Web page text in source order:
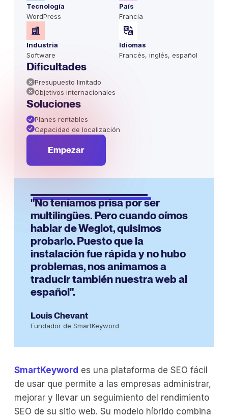
Tecnología
WordPress
País
Francia
Industria
Software
Idiomas
Francés, inglés, español
Dificultades
Presupuesto limitado
Objetivos internacionales
Soluciones
Planes rentables
Capacidad de localización
Empezar
"No teníamos prisa por ser
multilingües. Pero cuando oímos
hablar de Weglot, quisimos
probarlo. Puesto que la
instalación fue rápida y no hubo
problemas, nos animamos a
traducir también nuestra web al
español".
Louis Chevant
Fundador de SmartKeyword
SmartKeyword es una plataforma de SEO fácil
de usar que permite a las empresas administrar,
mejorar y llevar un seguimiento del rendimiento
SEO de su sitio web. Su modelo híbrido combina